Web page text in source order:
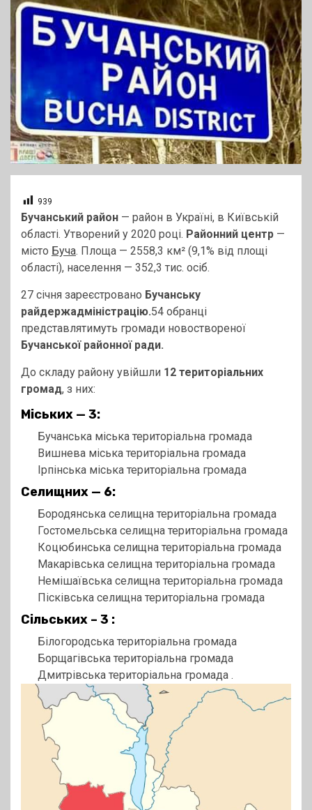
939
Бучанський район — район в Україні, в Київській
області. Утворений у 2020 році. Районний центр —
місто Буча. Площа — 2558,3 км² (9,1% від площі
області), населення — 352,3 тис. осіб.
27 січня зареєстровано Бучанську
райдержадміністрацію.54 обранці
представлятимуть громади новоствореної
Бучанської районної ради.
До складу району увійшли 12 територіальних
громад, з них:
Міських — 3:
Бучанська міська територіальна громада
Вишнева міська територіальна громада
Ірпінська міська територіальна громада
Селищних — 6:
Бородянська селищна територіальна громада
Гостомельська селищна територіальна громада
Коцюбинська селищна територіальна громада
Макарівська селищна територіальна громада
Немішаївська селищна територіальна громада
Пісківська селищна територіальна громада
Сільських – 3 :
Білогородська територіальна громада
Борщагівська територіальна громада
Дмитрівська територіальна громада .